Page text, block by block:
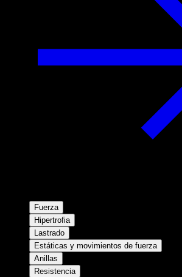
Fuerza
Hipertrofia
Lastrado
Estáticas y movimientos de fuerza
Anillas
Resistencia